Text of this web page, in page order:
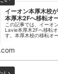
イーオン本厚木校
本厚木2Fへ移転オ
この記事では、イーオ
Lavie本厚木2Fへ移転
す。本厚木校の移転オ